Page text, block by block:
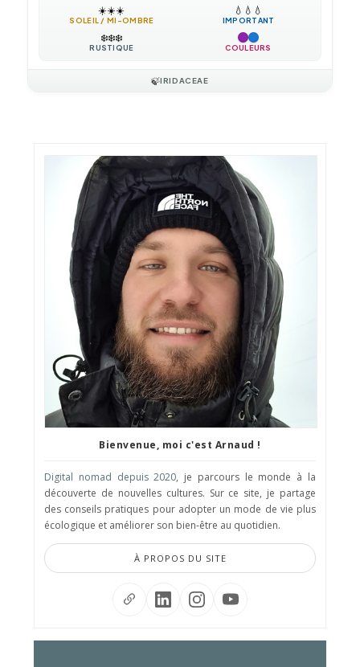
☀️☀️☀️
SOLEIL / MI-OMBRE
💧 💧 💧
IMPORTANT
❄️❄️❄️
RUSTIQUE COULEURS
🍃IRIDACEAE
Bienvenue, moi c'est Arnaud !
Digital nomad depuis 2020, je parcours le monde à la
découverte de nouvelles cultures. Sur ce site, je partage
des conseils pratiques pour adopter un mode de vie plus
écologique et améliorer son bien-être au quotidien.
À PROPOS DU SITE